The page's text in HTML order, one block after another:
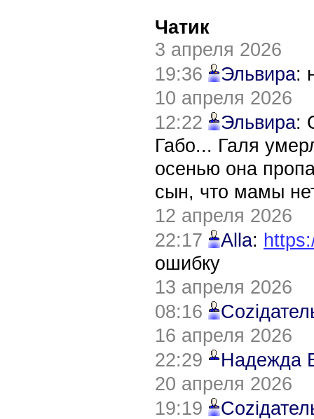
Чатик
3 апреля 2026
19:36
Эльвира:
10 апреля 2026
12:22
Эльвира:
Габо... Галя
осенью она
сын, что мамы
12 апреля 2026
22:17
Alla:
ошибку
13 апреля 2026
08:16
16 апреля 2026
22:29
Надежда
20 апреля 2026
19:19